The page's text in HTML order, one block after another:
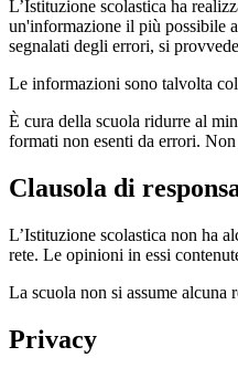
L’Istituzione scolastica ha
un'informazione il più possibile
segnalati degli errori, si
Le informazioni sono talvolta
È cura della scuola ridurre al
formati non esenti da errori.
Clausola di
L’Istituzione scolastica non ha
rete. Le opinioni in essi
La scuola non si assume
Privacy